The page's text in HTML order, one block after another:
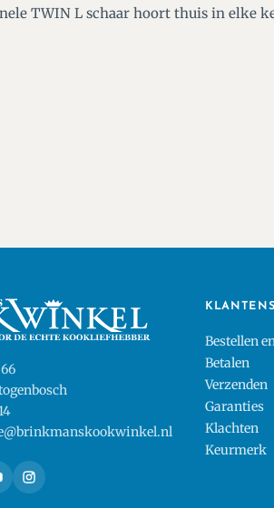
TWIN L schaar hoort thuis in elke
Bestellen
Betalen
Verzenden
Garanties
Klachten
Keurmerk